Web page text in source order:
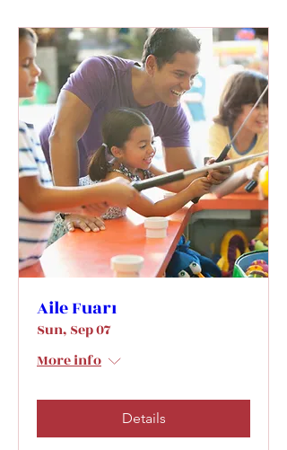
Aile Fuarı
Sun, Sep 07
More info
Details